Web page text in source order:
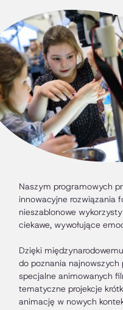
Naszym programowych
innowacyjne rozwiązania
nieszablonowe
ciekawe, wywołujące
Dzięki
do poznania najnowszych
specjalne animowanych
tematyczne projekcje
animację w nowych